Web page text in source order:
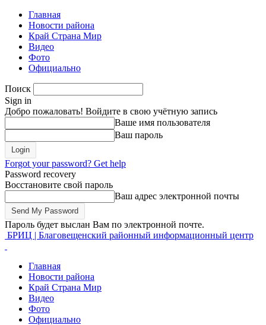
Главная
Новости района
Край Страна Мир
Видео
Фото
Официально
Поиск
Sign in
Добро пожаловать! Войдите в свою учётную запись
Ваше имя пользователя
Ваш пароль
Forgot your password? Get help
Password recovery
Восстановите свой пароль
Ваш адрес электронной почты
Пароль будет выслан Вам по электронной почте.
БРИЦ | Благовещенский районный информационный центр
Главная
Новости района
Край Страна Мир
Видео
Фото
Официально